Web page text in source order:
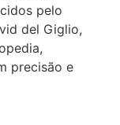
pelo
del Giglio,
precisão e